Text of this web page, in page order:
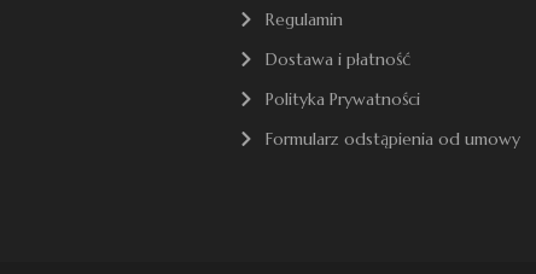
Regulamin
Dostawa i płatność
Polityka Prywatności
Formularz odstąpienia od umowy